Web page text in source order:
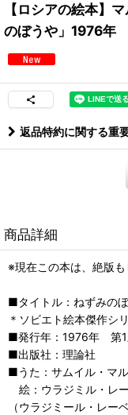
【ロシアの絵本】
のぼうや」1976年
返品特約に関する重
商品詳細
※現在この本は、絶版も
■タイトル：ねずみの
＊ソビエト絵本傑作シ
■発行年：1976年 第1
■出版社：理論社
■うた：サムイル・マ
絵：ウラジミル・レ
（ウラジミール・レー